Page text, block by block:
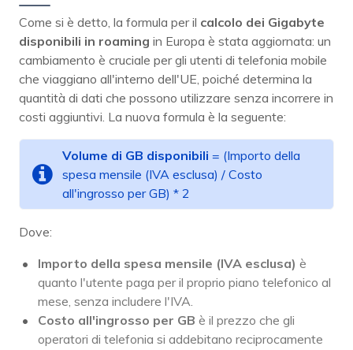
Come si è detto, la formula per il calcolo dei Gigabyte
disponibili in roaming in Europa è stata aggiornata: un
cambiamento è cruciale per gli utenti di telefonia mobile
che viaggiano all'interno dell'UE, poiché determina la
quantità di dati che possono utilizzare senza incorrere in
costi aggiuntivi. La nuova formula è la seguente:
Volume di GB disponibili = (Importo della
spesa mensile (IVA esclusa) / Costo
all'ingrosso per GB) * 2
Dove:
Importo della spesa mensile (IVA esclusa) è
quanto l'utente paga per il proprio piano telefonico al
mese, senza includere l'IVA.
Costo all'ingrosso per GB è il prezzo che gli
operatori di telefonia si addebitano reciprocamente